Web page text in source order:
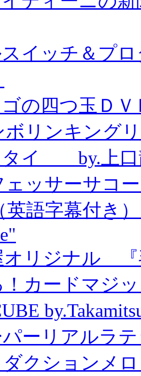
スイッチ＆プ
の四つ玉Ｄ
ボリンキング
タイ by.上口
ェッサーサコ
英語字幕付き
オリジナル 『
！カードマジ
パーリアルラ
ダクションメ